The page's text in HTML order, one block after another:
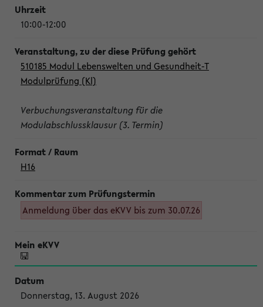
10:00-12:00
510185 Modul Lebenswelten und Gesundheit-T
Modulprüfung (Kl)
Verbuchungsveranstaltung für die
Modulabschlussklausur (3. Termin)
H16
Anmeldung über das eKVV bis zum 30.07.26
Donnerstag, 13. August 2026